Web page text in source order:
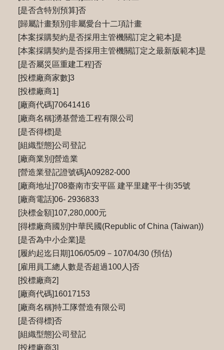
[是否含特別預算]否
[歸屬計畫類別]非屬愛台十二項計畫
[本案採購契約是否採用主管機關訂定之範本]是
[本案採購契約是否採用主管機關訂定之最新版範本]是
[是否屬災區重建工程]否
[投標廠商家數]3
[投標廠商1]
[廠商代碼]70641416
[廠商名稱]湧基營造工程有限公司
[是否得標]是
[組織型態]公司登記
[廠商業別]營造業
[營造業登記證號碼]A09282-000
[廠商地址]708臺南市安平區 建平里建平十街35號
[廠商電話]06- 2936833
[決標金額]107,280,000元
[得標廠商國別]中華民國(Republic of China (Taiwan))
[是否為中小企業]是
[履約起迄日期]106/05/09－107/04/30 (預估)
[雇用員工總人數是否超過100人]否
[投標廠商2]
[廠商代碼]16017153
[廠商名稱]特工隊營造有限公司
[是否得標]否
[組織型態]公司登記
[投標廠商3]